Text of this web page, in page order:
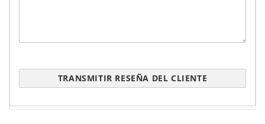
TRANSMITIR RESEÑA DEL CLIENTE